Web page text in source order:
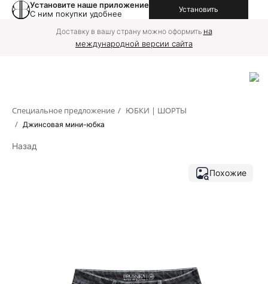
Установите наше приложение
С ним покупки удобнее
Установить
Доставку в вашу страну можно оформить на
международной версии сайта
Специальное предложение / ЮБКИ | ШОРТЫ
/ Джинсовая мини-юбка
Назад
Похожие